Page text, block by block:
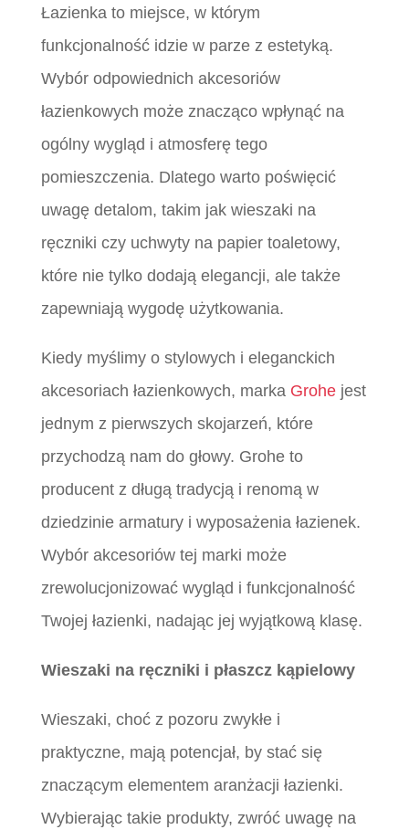
Łazienka to miejsce, w którym
funkcjonalność idzie w parze z estetyką.
Wybór odpowiednich akcesoriów
łazienkowych może znacząco wpłynąć na
ogólny wygląd i atmosferę tego
pomieszczenia. Dlatego warto poświęcić
uwagę detalom, takim jak wieszaki na
ręczniki czy uchwyty na papier toaletowy,
które nie tylko dodają elegancji, ale także
zapewniają wygodę użytkowania.
Kiedy myślimy o stylowych i eleganckich
akcesoriach łazienkowych, marka Grohejest
jednym z pierwszych skojarzeń, które
przychodzą nam do głowy. Grohe to
producent z długą tradycją i renomą w
dziedzinie armatury i wyposażenia łazienek.
Wybór akcesoriów tej marki może
zrewolucjonizować wygląd i funkcjonalność
Twojej łazienki, nadając jej wyjątkową klasę.
Wieszaki na ręczniki i płaszcz kąpielowy
Wieszaki, choć z pozoru zwykłe i
praktyczne, mają potencjał, by stać się
znaczącym elementem aranżacji łazienki.
Wybierając takie produkty, zwróć uwagę na